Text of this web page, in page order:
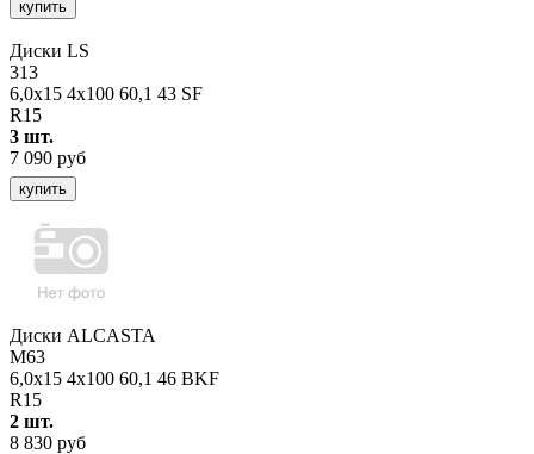
купить
Диски LS
313
6,0x15 4x100 60,1 43 SF
R15
3 шт.
7 090 руб
купить
Диски ALCASTA
M63
6,0x15 4x100 60,1 46 BKF
R15
2 шт.
8 830 руб